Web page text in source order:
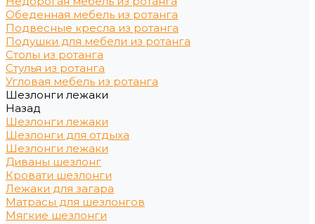
Обеденная мебель из ротанга
Подвесные кресла из ротанга
Подушки для мебели из ротанга
Столы из ротанга
Стулья из ротанга
Угловая мебель из ротанга
Шезлонги лежаки
Назад
Шезлонги лежаки
Шезлонги для отдыха
Шезлонги лежаки
Диваны шезлонг
Кровати шезлонги
Лежаки для загара
Матрасы для шезлонгов
Мягкие шезлонги